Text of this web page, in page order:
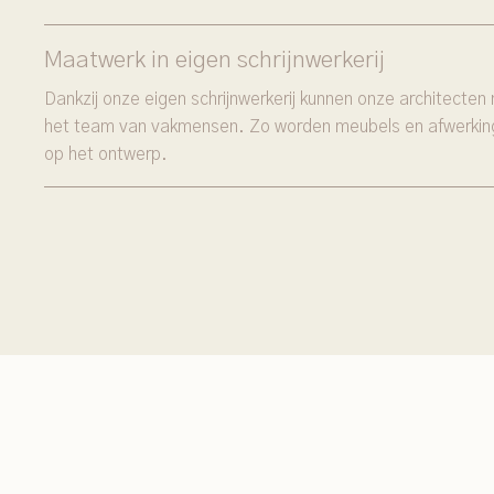
Maatwerk in eigen schrijnwerkerij
Dankzij onze eigen schrijnwerkerij kunnen onze
het team van vakmensen. Zo worden meubels en
op het ontwerp.